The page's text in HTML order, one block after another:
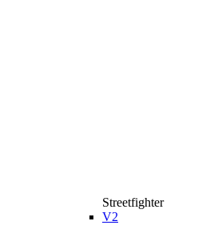
Streetfighter
V2